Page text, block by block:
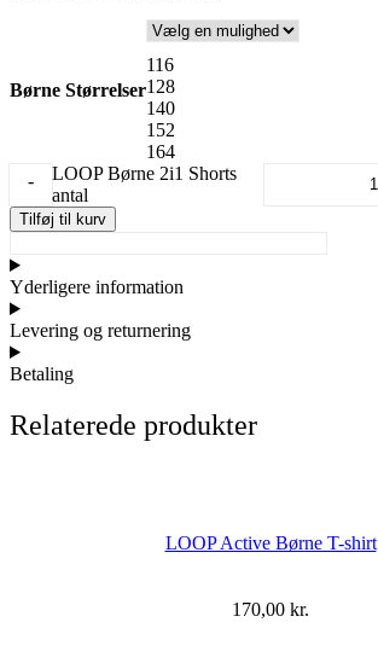
Børne Størrelser
116
128
140
152
164
-
LOOP Børne 2i1 Shorts
antal
Tilføj til kurv
Yderligere information
Levering og returnering
Betaling
Relaterede produkter
LOOP Active Børne T-shirt
170,00 kr.